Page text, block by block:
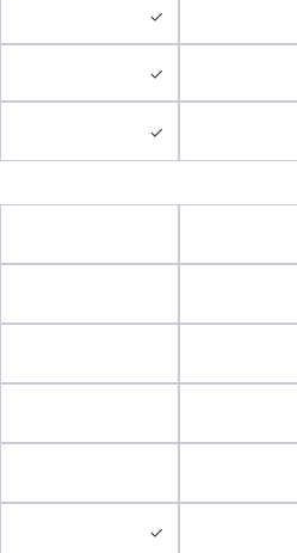
✓
✓
✓
✓